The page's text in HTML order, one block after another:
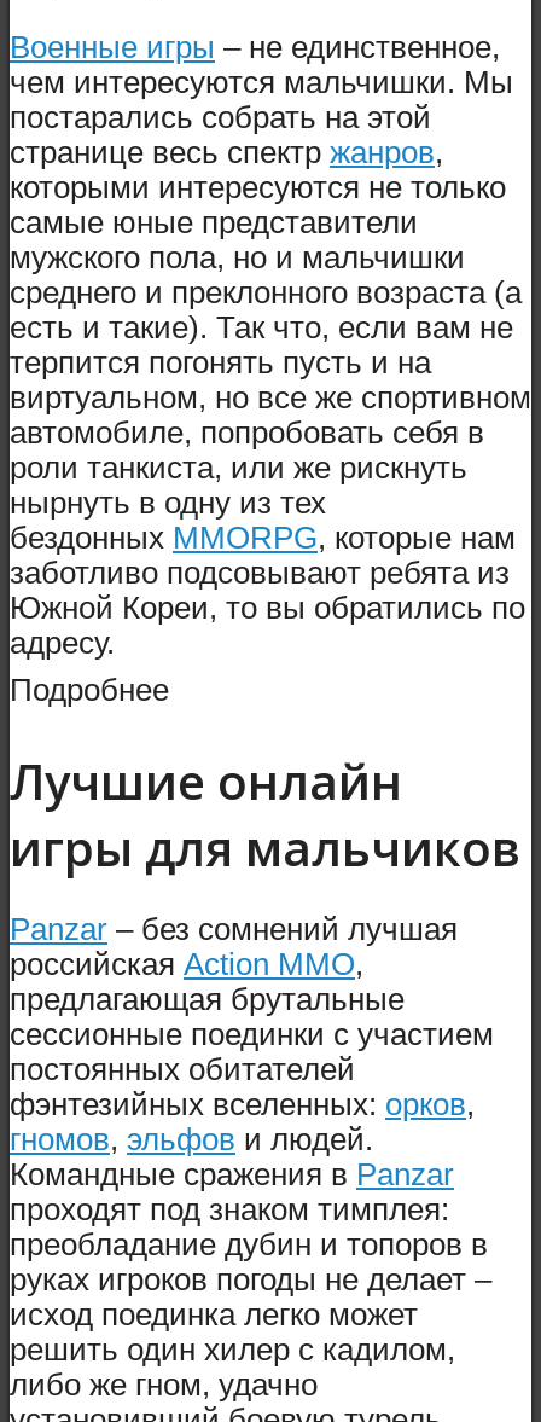
Военные игры – не единственное,
чем интересуются мальчишки. Мы
постарались собрать на этой
странице весь спектр жанров,
которыми интересуются не только
самые юные представители
мужского пола, но и мальчишки
среднего и преклонного возраста (а
есть и такие). Так что, если вам не
терпится погонять пусть и на
виртуальном, но все же спортивном
автомобиле, попробовать себя в
роли танкиста, или же рискнуть
нырнуть в одну из тех
бездонных MMORPG, которые нам
заботливо подсовывают ребята из
Южной Кореи, то вы обратились по
адресу.
Подробнее
Лучшие онлайн
игры для мальчиков
Panzar – без сомнений лучшая
российская Action MMO,
предлагающая брутальные
сессионные поединки с участием
постоянных обитателей
фэнтезийных вселенных: орков,
гномов, эльфов и людей.
Командные сражения в Panzar
проходят под знаком тимплея:
преобладание дубин и топоров в
руках игроков погоды не делает –
исход поединка легко может
решить один хилер с кадилом,
либо же гном, удачно